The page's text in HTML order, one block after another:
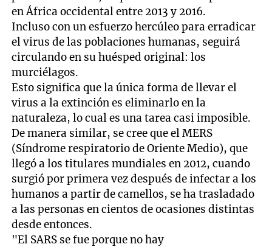
en África occidental entre 2013 y 2016.
Incluso con un esfuerzo hercúleo para erradicar
el virus de las poblaciones humanas, seguirá
circulando en su huésped original: los
murciélagos.
Esto significa que la única forma de llevar el
virus a la extinción es eliminarlo en la
naturaleza, lo cual es una tarea casi imposible.
De manera similar, se cree que el MERS
(Síndrome respiratorio de Oriente Medio), que
llegó a los titulares mundiales en 2012, cuando
surgió por primera vez después de infectar a los
humanos a partir de camellos, se ha trasladado
a las personas en cientos de ocasiones distintas
desde entonces.
"El SARS se fue porque no hay